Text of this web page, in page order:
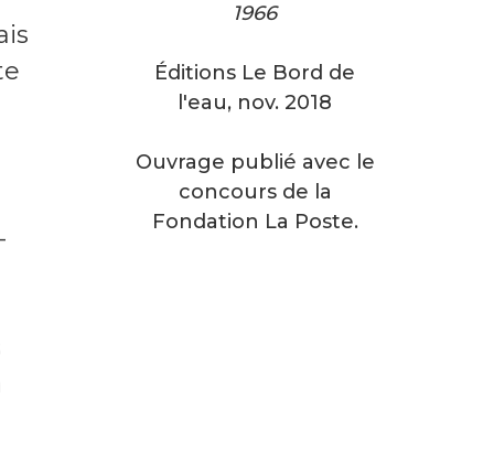
1966
Éditions Le Bord de
l'eau, nov. 2018
Ouvrage publié avec le
concours de la
Fondation La Poste.